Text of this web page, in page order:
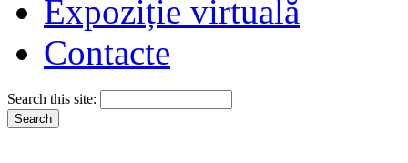
Expoziție virtuală
Contacte
Search this site: